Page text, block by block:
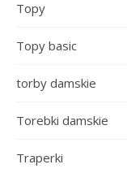
Topy
Topy basic
torby damskie
Torebki damskie
Traperki